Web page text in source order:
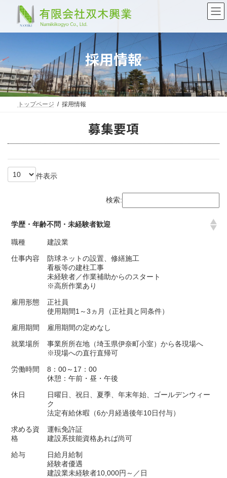
ン
ス
キ
ッ
プ
ー
ン
に
移
動
採用情報
トップページ 採用情報
募集要項
件表示
検索:
学歴・年齢不問・未経験者歓迎
職種
建設業
仕事内容
防球ネットの設置、修繕施工
看板等の建柱工事
未経験者／作業補助からのスタート
※高所作業あり
雇用形態
正社員
使用期間1～3ヵ月（正社員と同条件）
雇用期間
雇用期間の定めなし
就業場所
事業所所在地（埼玉県伊奈町小室）から各現場へ
※現場への直行直帰可
労働時間
8：00～17：00
休憩：午前・昼・午後
休日
日曜日、祝日、夏季、年末年始、ゴールデンウィー
ク
法定有給休暇（6か月経過後年10日付与）
求める資
格
運転免許証
建設系技能資格あれば尚可
給与
日給月給制
経験者優遇
建設業未経験者10,000円～／日